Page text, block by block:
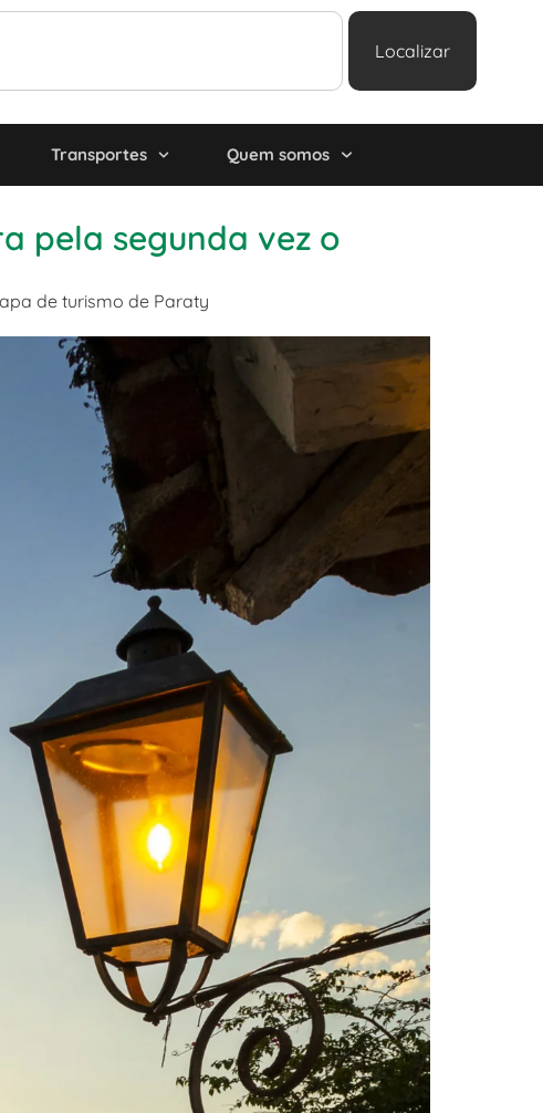
Localizar
Transportes Quem somos
pela segunda vez o
de turismo de Paraty